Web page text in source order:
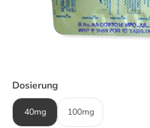
Dosierung
40mg 100mg